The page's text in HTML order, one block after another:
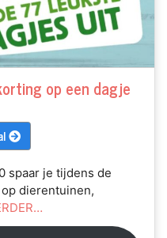
op een dagje
spaar je tijdens de
dierentuinen,